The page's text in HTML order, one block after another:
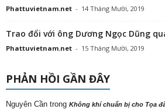
Phattuvietnam.net - 14 Tháng Mười, 2019
Trao đổi với ông Dương Ngọc Dũng
Phattuvietnam.net - 15 Tháng Mười, 2019
PHẢN HỒI GẦN ĐÂY
Nguyên Cần trong Không khí chuẩn bị cho Tọa